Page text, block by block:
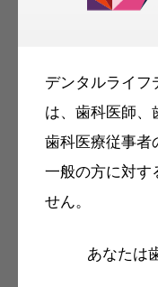
デンタルライフ
は、歯科医師、
歯科医療従事者
一般の方に対す
せん。
あなたは